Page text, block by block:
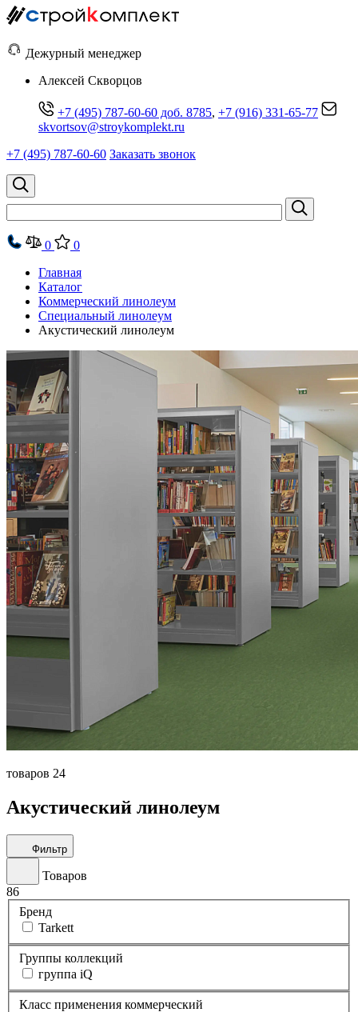
Дежурный менеджер
Алексей Скворцов
+7 (495) 787-60-60 доб. 8785, +7 (916) 331-65-77
skvortsov@stroykomplekt.ru
+7 (495) 787-60-60 Заказать звонок
0
0
Главная
Каталог
Коммерческий линолеум
Специальный линолеум
Акустический линолеум
товаров 24
Акустический линолеум
Фильтр
Товаров
86
Бренд
Tarkett
Группы коллекций
группа iQ
Класс применения коммерческий